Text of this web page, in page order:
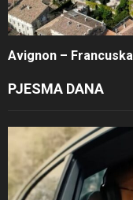
Avignon – Francuska
PJESMA DANA